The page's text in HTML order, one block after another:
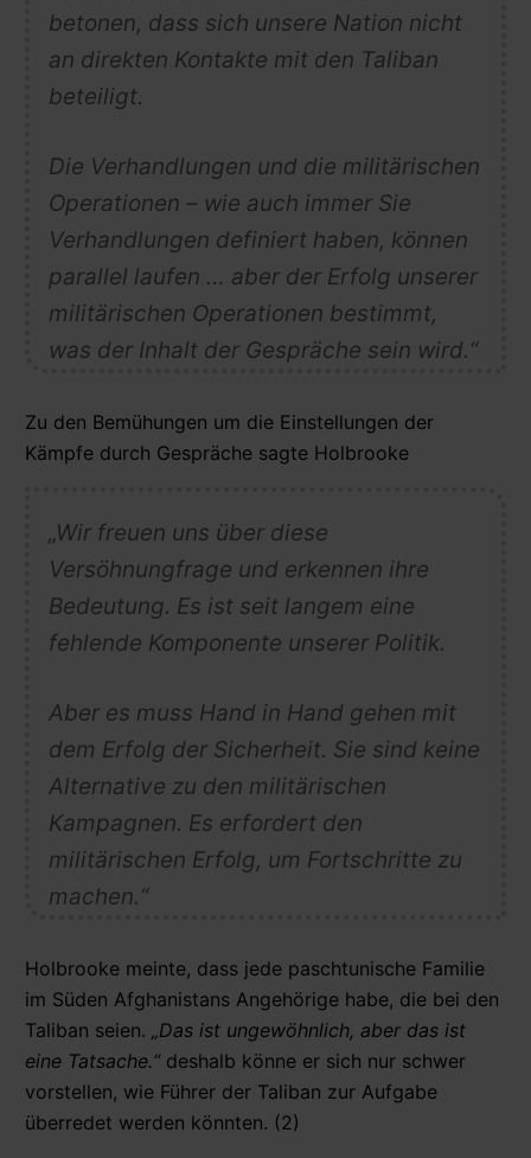
betonen, dass sich unsere Nation nicht
an direkten Kontakte mit den Taliban
beteiligt.
Die Verhandlungen und die militärischen
Operationen – wie auch immer Sie
Verhandlungen definiert haben, können
parallel laufen … aber der Erfolg unserer
militärischen Operationen bestimmt,
was der Inhalt der Gespräche sein wird.“
Zu den Bemühungen um die Einstellungen der
Kämpfe durch Gespräche sagte Holbrooke
„Wir freuen uns über diese
Versöhnungfrage und erkennen ihre
Bedeutung. Es ist seit langem eine
fehlende Komponente unserer Politik.
Aber es muss Hand in Hand gehen mit
dem Erfolg der Sicherheit. Sie sind keine
Alternative zu den militärischen
Kampagnen. Es erfordert den
militärischen Erfolg, um Fortschritte zu
machen.“
Holbrooke meinte, dass jede paschtunische Familie
im Süden Afghanistans Angehörige habe, die bei den
Taliban seien. „Das ist ungewöhnlich, aber das ist
eine Tatsache.“ deshalb könne er sich nur schwer
vorstellen, wie Führer der Taliban zur Aufgabe
überredet werden könnten. (2)